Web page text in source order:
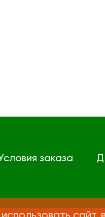
заказа